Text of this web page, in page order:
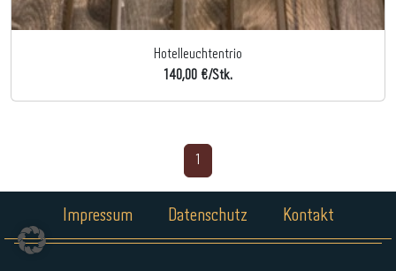
Hotelleuchtentrio
140,00 €/Stk.
Impressum Datenschutz Kontakt